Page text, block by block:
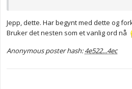
Jepp, dette. Har begynt med dette og
Bruker det nesten som et vanlig ord nå
Anonymous poster hash:4e522...4ec